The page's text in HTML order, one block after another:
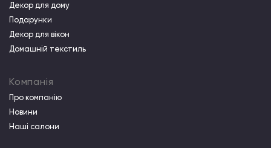
Декор для дому
Подарунки
Декор для вікон
Домашній текстиль
Компанія
Про компанiю
Новини
Наші салони